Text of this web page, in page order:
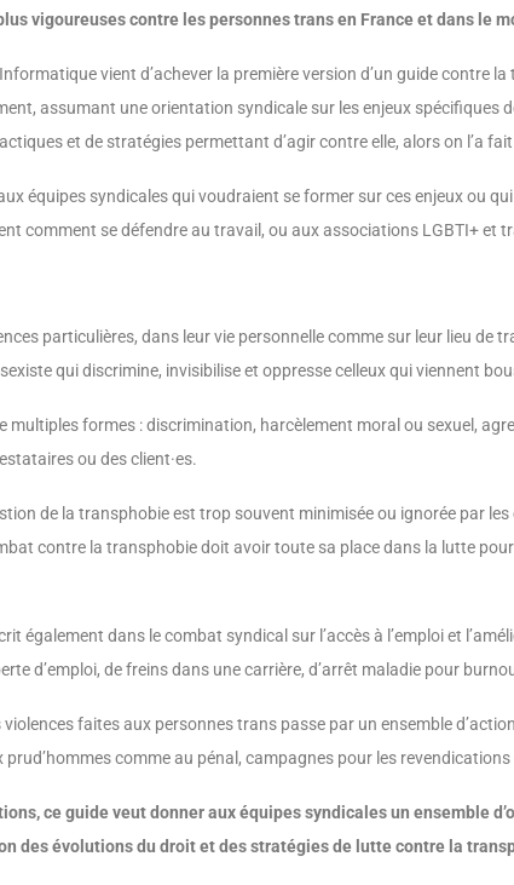
vigoureuses contre les personnes trans en France et dans le
vient d’achever la première version d’un guide contre
assumant une orientation syndicale sur les enjeux spécifiques
et de stratégies permettant d’agir contre elle, alors on l’a fait
équipes syndicales qui voudraient se former sur ces enjeux ou
comment se défendre au travail, ou aux associations LGBTI+
particulières, dans leur vie personnelle comme sur leur lieu de
qui discrimine, invisibilise et oppresse celleux qui viennent
multiples formes : discrimination, harcèlement moral ou sexuel,
ou des client·es.
de la transphobie est trop souvent minimisée ou ignorée par
contre la transphobie doit avoir toute sa place dans la lutte
également dans le combat syndical sur l’accès à l’emploi et
d’emploi, de freins dans une carrière, d’arrêt maladie pour
faites aux personnes trans passe par un ensemble
comme au pénal, campagnes pour les
ce guide veut donner aux équipes syndicales un ensemble
des évolutions du droit et des stratégies de lutte contre la